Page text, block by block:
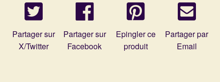
La roue de l’année
Mon compte
Partager sur
X/Twitter
Partager sur
Facebook
Epingler ce
produit
Partager par
Email